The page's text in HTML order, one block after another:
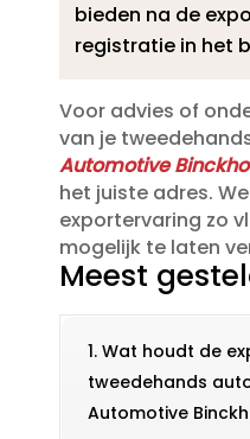
bieden na de
registratie in het
Voor advies of
van je
Automotive
het juiste adres.​
exportervaring zo
mogelijk te laten
Meest
1. Wat houdt de
tweedehands
Automotive